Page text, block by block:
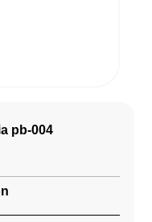
pb-004